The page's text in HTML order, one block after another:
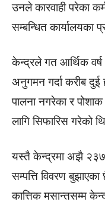
उनले कारवाही परेका
सम्बन्धित कार्यालयका
केन्द्रले गत आर्थिक
अनुगमन गर्दा करीब दुई
पालना नगरेका र पोशाक
लागि सिफारिस गरेको
यस्तै केन्द्रमा अझै २३७
सम्पत्ति विवरण
कात्तिक मसान्तसम्म